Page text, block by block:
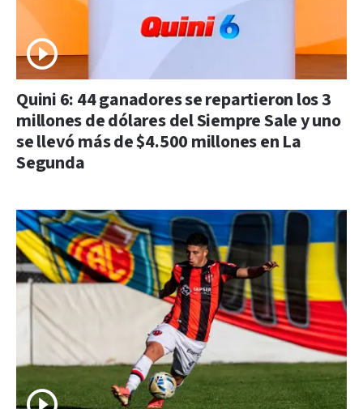
Quini 6: 44 ganadores se repartieron los 3
millones de dólares del Siempre Sale y uno
se llevó más de $4.500 millones en La
Segunda